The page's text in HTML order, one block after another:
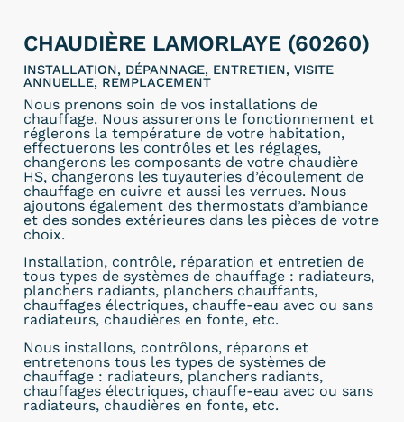
CHAUDIÈRE LAMORLAYE (60260)
INSTALLATION, DÉPANNAGE, ENTRETIEN, VISITE
ANNUELLE, REMPLACEMENT
Nous prenons soin de vos installations de
chauffage. Nous assurerons le fonctionnement et
réglerons la température de votre habitation,
effectuerons les contrôles et les réglages,
changerons les composants de votre chaudière
HS, changerons les tuyauteries d’écoulement de
chauffage en cuivre et aussi les verrues. Nous
ajoutons également des thermostats d’ambiance
et des sondes extérieures dans les pièces de votre
choix.
Installation, contrôle, réparation et entretien de
tous types de systèmes de chauffage : radiateurs,
planchers radiants, planchers chauffants,
chauffages électriques, chauffe-eau avec ou sans
radiateurs, chaudières en fonte, etc.
Nous installons, contrôlons, réparons et
entretenons tous les types de systèmes de
chauffage : radiateurs, planchers radiants,
chauffages électriques, chauffe-eau avec ou sans
radiateurs, chaudières en fonte, etc.